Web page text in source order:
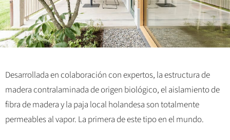
Desarrollada en colaboración con expertos, la estructura de
madera contralaminada de origen biológico, el aislamiento de
fibra de madera y la paja local holandesa son totalmente
permeables al vapor. La primera de este tipo en el mundo.